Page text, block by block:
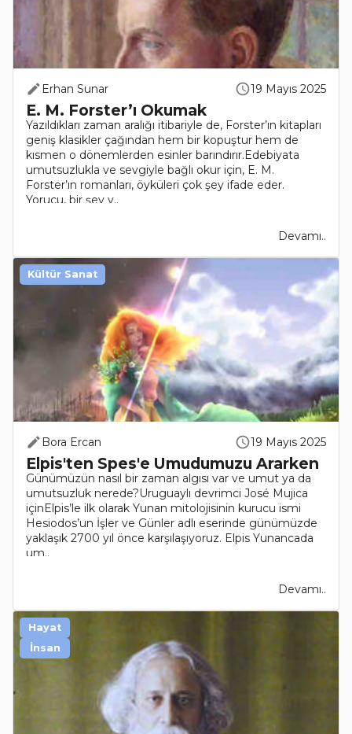
Erhan Sunar 19 Mayıs 2025
E. M. Forster’ı Okumak
Yazıldıkları zaman aralığı itibariyle de, Forster’ın kitapları
geniş klasikler çağından hem bir kopuştur hem de
kısmen o dönemlerden esinler barındırır.Edebiyata
umutsuzlukla ve sevgiyle bağlı okur için, E. M.
Forster’ın romanları, öyküleri çok şey ifade eder.
Yorucu, bir şey v..
Devamı..
Bora Ercan 19 Mayıs 2025
Elpis'ten Spes'e Umudumuzu Ararken
Günümüzün nasıl bir zaman algısı var ve umut ya da
umutsuzluk nerede?Uruguaylı devrimci José Mujica
içinElpis’le ilk olarak Yunan mitolojisinin kurucu ismi
Hesiodos’un İşler ve Günler adlı eserinde günümüzde
yaklaşık 2700 yıl önce karşılaşıyoruz. Elpis Yunancada
um..
Devamı..
Kültür Sanat
Hayat
İnsan